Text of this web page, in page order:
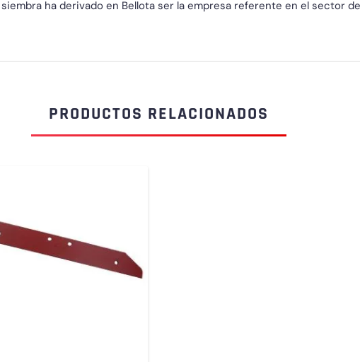
ha derivado en Bellota ser la empresa referente en el sector
PRODUCTOS RELACIONADOS